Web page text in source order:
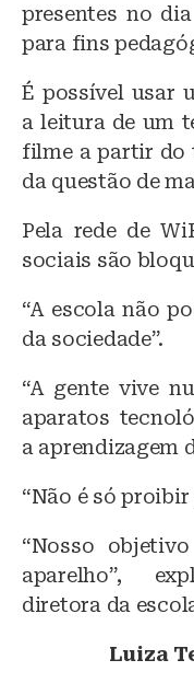
presentes no
para fins
É possível usar
a leitura de um
filme a partir do
da questão de
Pela rede de
sociais são
“A escola não
da sociedade”.
“A gente vive
aparatos
a aprendizagem
“Não é só
“Nosso
aparelho”,
diretora da
Luiza